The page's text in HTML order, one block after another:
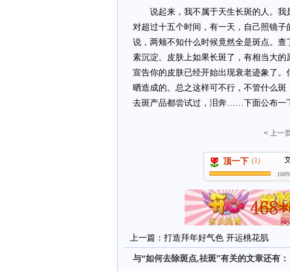
说起来，我不属于天生长斑的人。我
对超过十五个时间，有一天，自己照镜
说，两颊不知什么时候竟然全是斑点。
素沉淀。皮肤上如果长斑了，有相当大
宣告你的皮肤已经开始出现衰老迹象了
晒造成的。总之这样可不行，不管什么
去斑产品都尝试过，泪奔……下面公布一
< 上一
顶一下 (1)
上一篇： 打造拜年好气色 开运桃花肌
与“如何去除斑点,祛斑”有关的文章还有：